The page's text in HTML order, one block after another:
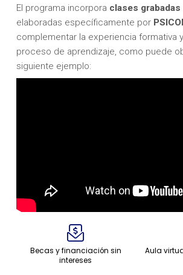
El programa incorpora clases
elaboradas específicamente por
complementar la experiencia formativa
proceso de aprendizaje, como puede
siguiente ejemplo:
Becas y financiación sin
intereses
Aula